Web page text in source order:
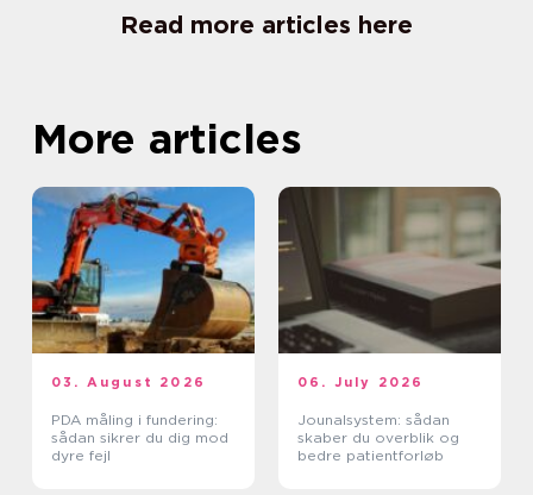
Read more articles here
More articles
03. August 2026
PDA måling i fundering:
sådan sikrer du dig mod
dyre fejl
06. July 2026
Jounalsystem: sådan
skaber du overblik og
bedre patientforløb